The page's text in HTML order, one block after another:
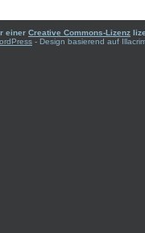
einer Creative Commons-Lizenz
- Design basierend auf